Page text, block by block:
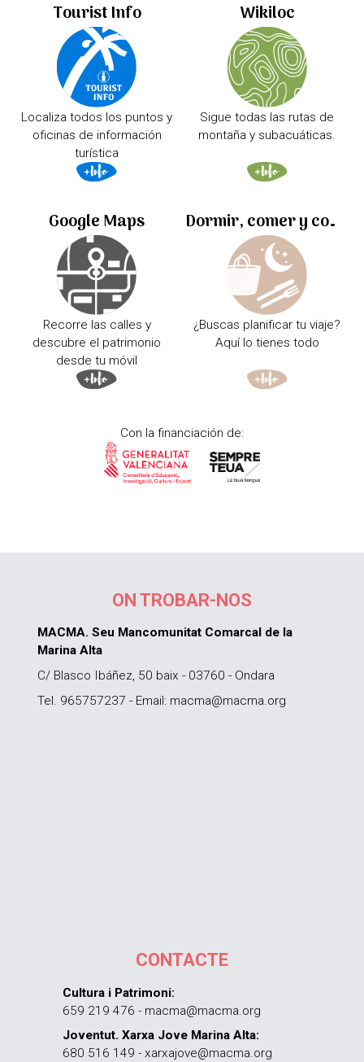
Tourist Info
Localiza todos los puntos y
oficinas de información
turística
Wikiloc
Sigue todas las rutas de
montaña y subacuáticas.
Google Maps
Recorre las calles y
descubre el patrimonio
desde tu móvil
Dormir, comer y comprar
¿Buscas planificar tu viaje?
Aquí lo tienes todo
Con la financiación de:
ON TROBAR-NOS
MACMA. Seu Mancomunitat Comarcal de la
Marina Alta
C/ Blasco Ibáñez, 50 baix - 03760 - Ondara
Tel. 965757237 - Email: macma@macma.org
CONTACTE
Cultura i Patrimoni:
659 219 476 - macma@macma.org
Joventut. Xarxa Jove Marina Alta:
680 516 149 - xarxajove@macma.org